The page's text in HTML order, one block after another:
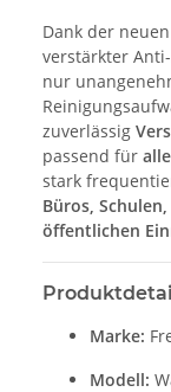
Dank der neuen
verstärkter
nur
zuverlässig
passend für
stark
Büros,
öffentlichen
Marke:
Modell: